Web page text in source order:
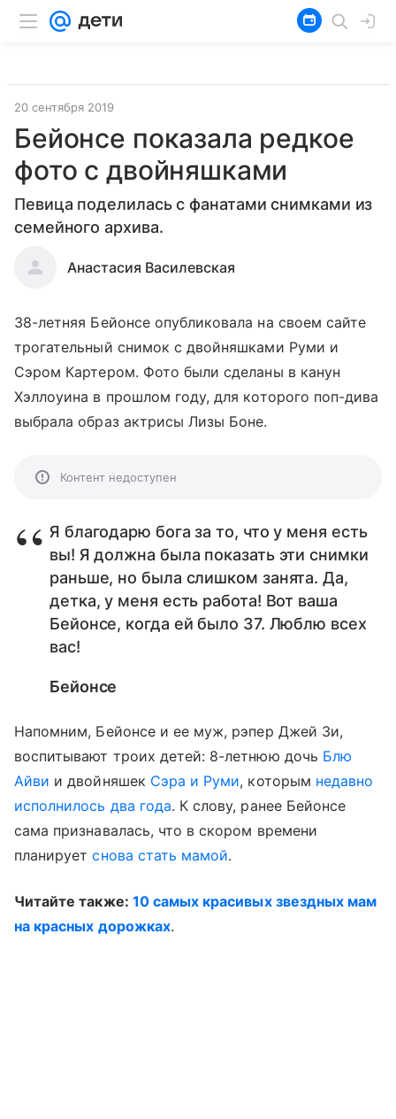
20 сентября 2019
Бейонсе показала редкое
фото с двойняшками
Певица поделилась с фанатами снимками из
семейного архива.
Анастасия Василевская
38-летняя Бейонсе опубликовала на своем сайте
трогательный снимок с двойняшками Руми и
Сэром Картером. Фото были сделаны в канун
Хэллоуина в прошлом году, для которого поп-дива
выбрала образ актрисы Лизы Боне.
Контент недоступен
Я благодарю бога за то, что у меня есть
вы! Я должна была показать эти снимки
раньше, но была слишком занята. Да,
детка, у меня есть работа! Вот ваша
Бейонсе, когда ей было 37. Люблю всех
вас!
Бейонсе
Напомним, Бейонсе и ее муж, рэпер Джей Зи,
воспитывают троих детей: 8-летнюю дочь Блю
Айви и двойняшек Сэра и Руми, которым недавно
исполнилось два года. К слову, ранее Бейонсе
сама признавалась, что в скором времени
планируетснова стать мамой.
Читайте также: 10 самых красивых звездных мам
на красных дорожках.